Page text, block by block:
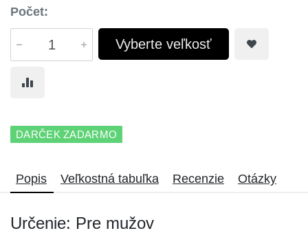
Počet:
Vyberte veľkosť
DARČEK ZADARMO
Popis Veľkostná tabuľka Recenzie Otázky
Určenie: Pre mužov